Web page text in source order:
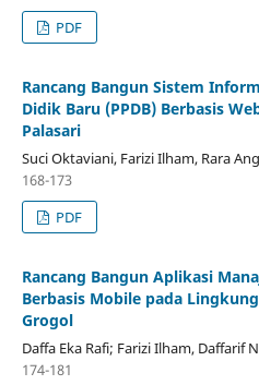
PDF
Rancang Bangun Sistem
Didik Baru (PPDB) Berbasis
Palasari
Suci Oktaviani, Farizi Ilham, Rara
168-173
PDF
Rancang Bangun Aplikasi
Berbasis Mobile pada
Grogol
Daffa Eka Rafi; Farizi Ilham, Daffarif
174-181